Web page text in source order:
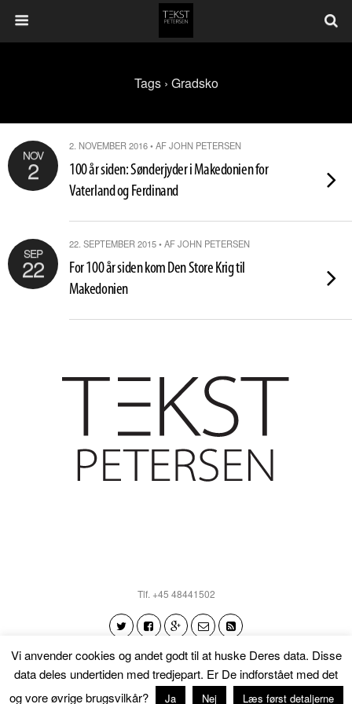
Tags › Gradsko
NOV
2
2. NOVEMBER 2016 • AF JOHN PETERSEN
100 år siden: Sønderjyder i Makedonien for
Vaterland og Ferdinand
SEP
22
22. SEPTEMBER 2015 • AF JOHN PETERSEN
For 100 år siden kom Den Store Krig til
Makedonien
Tlf. +45 48441502
Vi anvender cookies og andet godt til at huske Deres data. Disse
data deles undertiden med tredjepart. Er De indforstået med det
og vore øvrige brugsvilkår?
Ja Nej Læs først detaljerne
Tilbage til toppen